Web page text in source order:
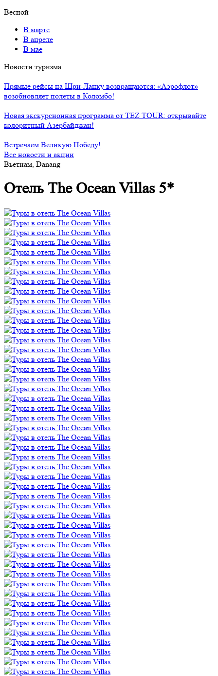
Весной
В марте
В апреле
В мае
Новости туризма
Прямые рейсы на Шри-Ланку возвращаются: «Аэрофлот»
возобновляет полеты в Коломбо!
Новая экскурсионная программа от TEZ TOUR: открывайте
колоритный Азербайджан!
Встречаем Великую Победу!
Все новости и акции
Вьетнам, Danang
Отель The Ocean Villas 5*